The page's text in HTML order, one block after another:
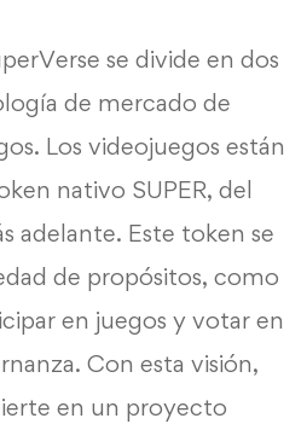
se divide en dos
de mercado de
Los videojuegos están
nativo SUPER, del
adelante. Este token se
de propósitos, como
en juegos y votar en
Con esta visión,
en un proyecto